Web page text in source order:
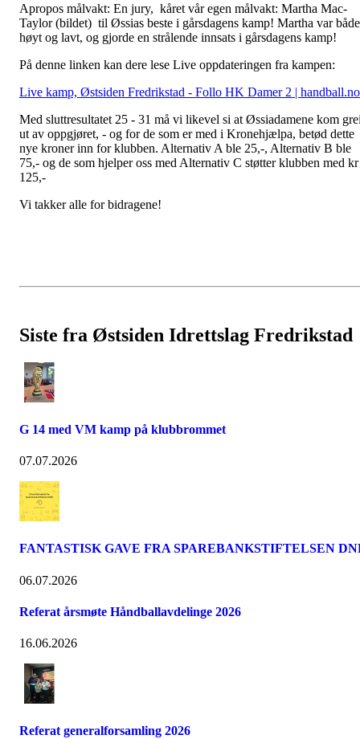
Apropos målvakt: En jury, kåret vår egen målvakt: Martha Mac-
Taylor (bildet) til Øssias beste i gårsdagens kamp! Martha var både
høyt og lavt, og gjorde en strålende innsats i gårsdagens kamp!
På denne linken kan dere lese Live oppdateringen fra kampen:
Live kamp, Østsiden Fredrikstad - Follo HK Damer 2 | handball.no
Med sluttresultatet 25 - 31 må vi likevel si at Øssiadamene kom
ut av oppgjøret, - og for de som er med i Kronehjælpa, betød dette
nye kroner inn for klubben. Alternativ A ble 25,-, Alternativ B ble
75,- og de som hjelper oss med Alternativ C støtter klubben med kr
125,-
Vi takker alle for bidragene!
Siste fra Østsiden Idrettslag Fredrikstad
G 14 med VM kamp på klubbrommet
07.07.2026
FANTASTISK GAVE FRA SPAREBANKSTIFTELSEN
06.07.2026
Referat årsmøte Håndballavdelinge 2026
16.06.2026
Referat generalforsamling 2026